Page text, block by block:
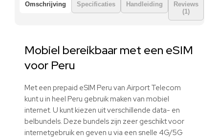
Omschrijving Specificaties Handleiding
Reviews
(1)
Mobiel bereikbaar met een eSIM
voor Peru
Met een prepaid eSIM Peru van Airport Telecom
kunt u in heel Peru gebruik maken van mobiel
internet. U kunt kiezen uit verschillende data- en
belbundels. Deze bundels zijn zeer geschikt voor
internetgebruik en geven u via een snelle 4G/5G